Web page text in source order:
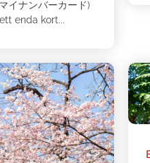
イナンバーカード)
enda kort...